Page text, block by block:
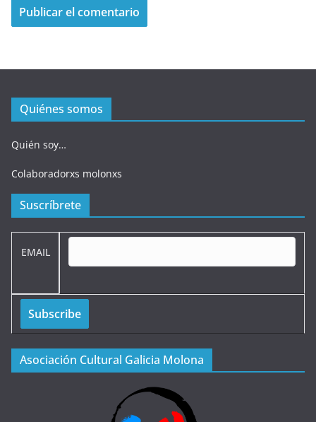
Quiénes somos
Quién soy…
Colaboradorxs molonxs
Suscríbrete
EMAIL
Asociación Cultural Galicia Molona